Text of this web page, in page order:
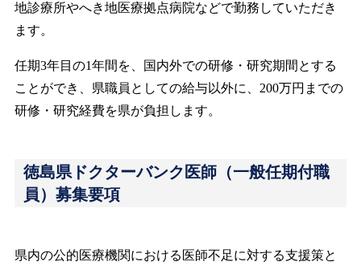
地診療所やへき地医療拠点病院などで勤務していただき
ます。
任期3年目の1年間を、国内外での研修・研究期間とする
ことができ、県職員としての給与以外に、200万円までの
研修・研究経費を県が負担します。
徳島県ドクターバンク医師（一般任期付職
員）募集要項
県内の公的医療機関における医師不足に対する支援策と